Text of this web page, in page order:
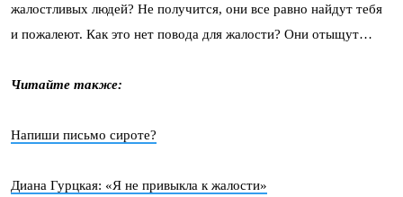
жалостливых людей? Не получится, они все равно найдут тебя
и пожалеют. Как это нет повода для жалости? Они отыщут…
Читайте также:
Напиши письмо сироте?
Диана Гурцкая: «Я не привыкла к жалости»